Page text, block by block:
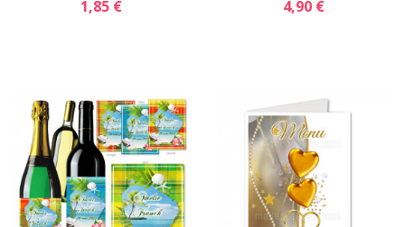
1,85 € 4,90 €